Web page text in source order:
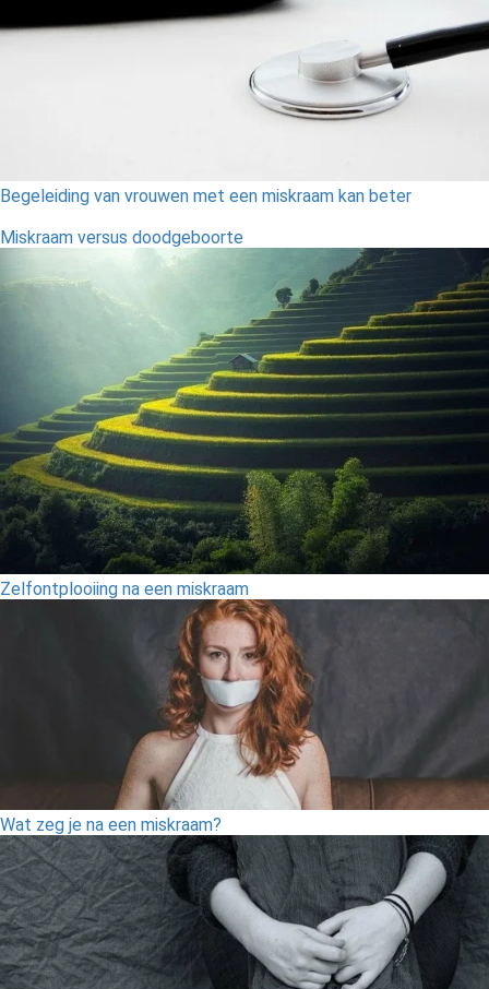
Begeleiding van vrouwen met een miskraam kan beter
Miskraam versus doodgeboorte
Zelfontplooiing na een miskraam
Wat zeg je na een miskraam?